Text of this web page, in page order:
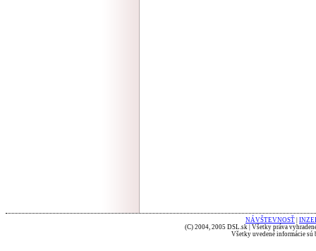
NÁVŠTEVNOSŤ
(C) 2004, 2005 DSL.sk | Všetky práva
Všetky uvedené informácie sú